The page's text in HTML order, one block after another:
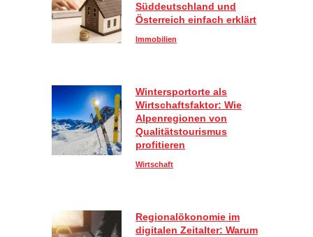
Süddeutschland und
Österreich einfach erklärt
Immobilien
Wintersportorte als
Wirtschaftsfaktor: Wie
Alpenregionen von
Qualitätstourismus
profitieren
Wirtschaft
Regionalökonomie im
digitalen Zeitalter: Warum